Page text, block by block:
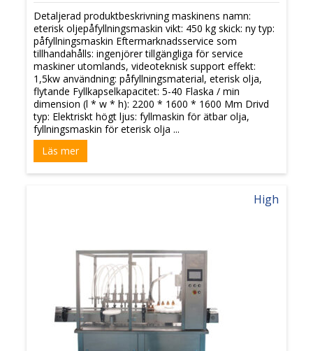
Detaljerad produktbeskrivning maskinens namn:
eterisk oljepåfyllningsmaskin vikt: 450 kg skick: ny typ:
påfyllningsmaskin Eftermarknadsservice som
tillhandahålls: ingenjörer tillgängliga för service
maskiner utomlands, videoteknisk support effekt:
1,5kw användning: påfyllningsmaterial, eterisk olja,
flytande Fyllkapselkapacitet: 5-40 Flaska / min
dimension (l * w * h): 2200 * 1600 * 1600 Mm Drivd
typ: Elektriskt högt ljus: fyllmaskin för ätbar olja,
fyllningsmaskin för eterisk olja ...
Läs mer
High